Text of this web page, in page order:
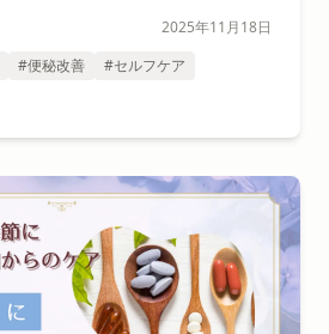
2025年11月18日
#便秘改善
#セルフケア